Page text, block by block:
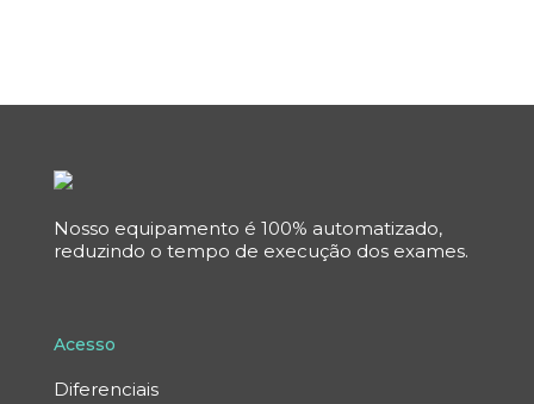
Nosso equipamento é 100% automatizado,
reduzindo o tempo de execução dos exames.
Acesso
Diferenciais